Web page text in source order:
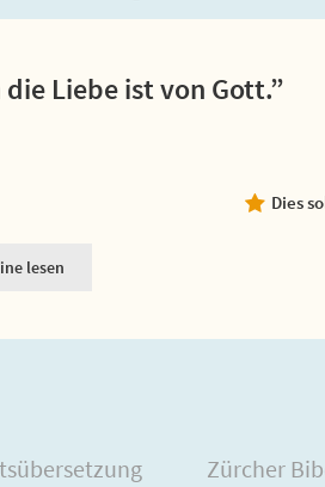
Liebe ist von Gott.”
Dies
lesen
Zürcher